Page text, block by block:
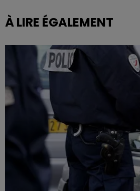
À LIRE ÉGALEMENT